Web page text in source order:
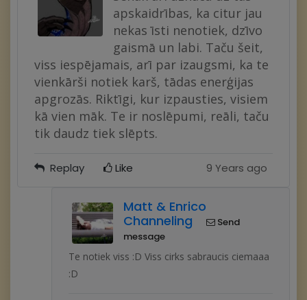
apskaidrības, ka citur jau
nekas īsti nenotiek, dzīvo
gaismā un labi. Taču šeit,
viss iespējamais, arī par izaugsmi, ka te
vienkārši notiek karš, tādas enerģijas
apgrozās. Riktīgi, kur izpausties, visiem
kā vien māk. Te ir noslēpumi, reāli, taču
tik daudz tiek slēpts.
Replay Like 9 Years ago
Matt & Enrico
Channeling
Send
message
Te notiek viss :D Viss cirks sabraucis ciemaaa
:D